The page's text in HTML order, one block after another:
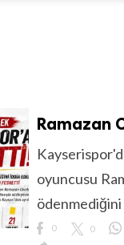
Ramazan
oyuncusu
ödenmediğini
0 0